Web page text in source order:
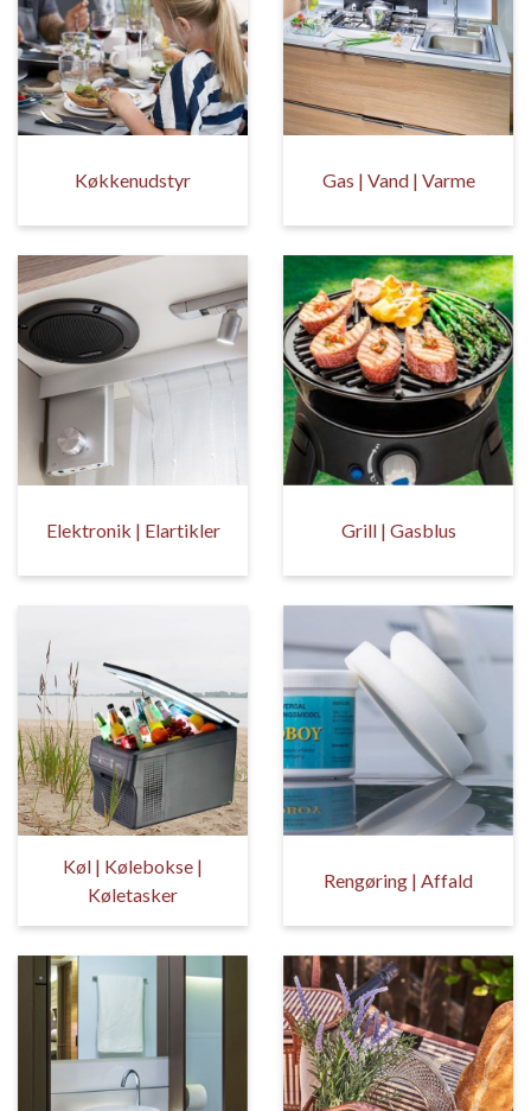
Køkkenudstyr Gas | Vand | Varme
Elektronik | Elartikler Grill | Gasblus
Køl | Kølebokse |
Køletasker
Rengøring | Affald